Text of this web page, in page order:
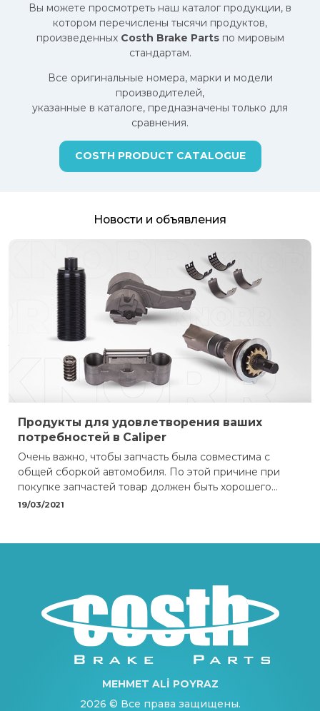
Вы можете просмотреть наш каталог продукции, в
котором перечислены тысячи продуктов,
произведенных Costh Brake Partsпо мировым
стандартам.
Все оригинальные номера, марки и модели
производителей,
указанные в каталоге, предназначены только для
сравнения.
COSTH PRODUCT CATALOGUE
Новости и объявления
Продукты для удовлетворения ваших
потребностей в Caliper
Очень важно, чтобы запчасть была совместима с
общей сборкой автомобиля. По этой причине при
покупке запчастей товар должен быть хорошего
качества. В противном случае автомобиль неизбежно
19/03/2021
MEHMET ALİ POYRAZ
2026 © Все права защищены.